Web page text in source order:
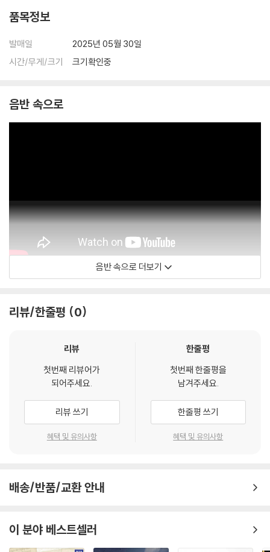
품목정보
발매일
2025년 05월 30일
시간/무게/크기
크기확인중
음반 속으로
Orchestre de Paris - Topic
음반 속으로 더보기
리뷰/한줄평 0
리뷰
첫번째 리뷰어가
되어주세요.
리뷰 쓰기
혜택 및 유의사항
한줄평
첫번째 한줄평을
남겨주세요.
한줄평 쓰기
혜택 및 유의사항
배송/반품/교환 안내
이 분야 베스트셀러